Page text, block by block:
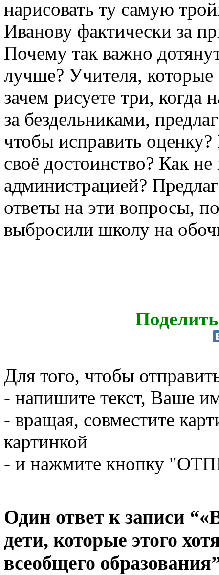
нарисовать ту самую
Иванову фактически за
Почему так важно
лучше? Учителя, которые
зачем рисуете три, когда
за бездельниками,
чтобы исправить
своё достоинство? Как не
администрацией?
ответы на эти вопросы,
выбросили школу на
Для того, чтобы
- напишите текст, Ваше
- вращая, совместите
картинкой
- и нажмите кнопку
Один ответ к записи
дети, которые этого
всеобщего